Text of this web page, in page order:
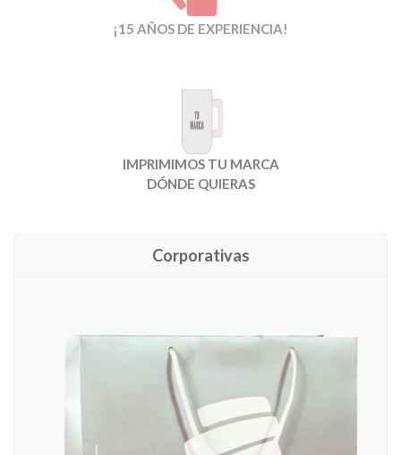
¡15 AÑOS DE EXPERIENCIA!
IMPRIMIMOS TU MARCA
DÓNDE QUIERAS
Corporativas